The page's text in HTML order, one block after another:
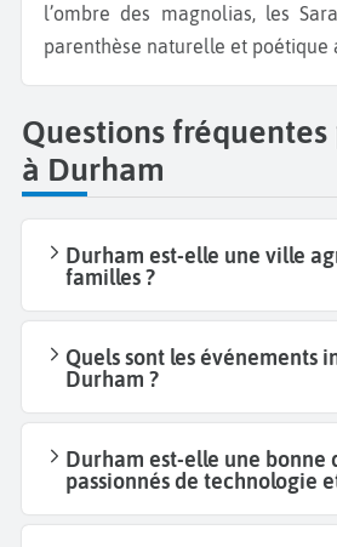
l’ombre des magnolias, les
parenthèse naturelle et
Questions
à Durham
Durham est-elle une ville
familles ?
Quels sont les événements
Durham ?
Durham est-elle une bonne
passionnés de technologie